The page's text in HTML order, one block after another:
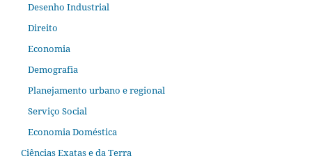
Desenho Industrial
Direito
Economia
Demografia
Planejamento urbano e regional
Serviço Social
Economia Doméstica
Ciências Exatas e da Terra